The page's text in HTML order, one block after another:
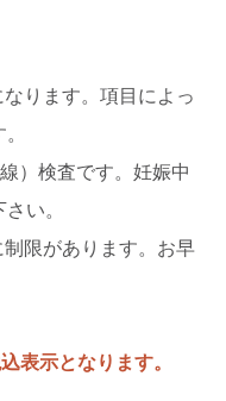
ります。項目によっ
）検査です。妊娠中
い。
限があります。お早
表示となります。